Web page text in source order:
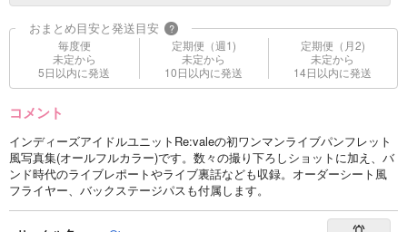
おまとめ目安と発送目安 ?
毎度便
未定から
5日以内に発送
定期便（週1)
未定から
10日以内に発送
定期便（月2)
未定から
14日以内に発送
コメント
インディーズアイドルユニットRe:valeの初ワンマンライブパンフレット
風写真集(オールフルカラー)です。数々の撮り下ろしショットに加え、バ
ンド時代のライブレポートやライブ裏話なども収録。オーダーシート風
フライヤー、バックステージパスも付属します。